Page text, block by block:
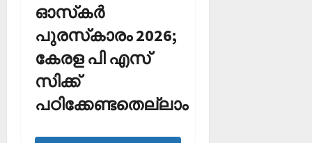
ഓസ്‌കര്‍
പുരസ്‌കാരം 2026;
കേരള പി എസ്
സിക്ക്
പഠിക്കേണ്ടതെല്ലാം